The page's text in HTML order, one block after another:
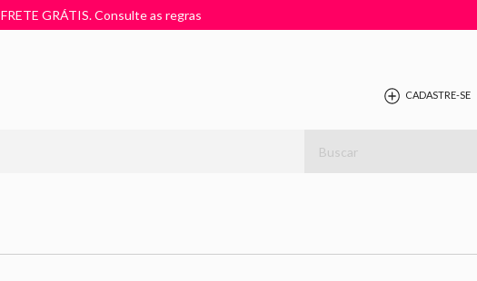
FRETE GRÁTIS. Consulte as regras
CADASTRE-SE